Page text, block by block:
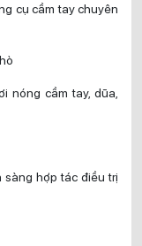
cụ cầm tay chuyên
nóng cầm tay, dũa,
sàng hợp tác điều trị